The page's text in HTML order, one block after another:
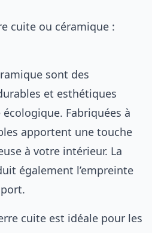
cuite ou céramique :
sont des
et esthétiques
Fabriquées à
apportent une touche
à votre intérieur. La
également l’empreinte
cuite est idéale pour les